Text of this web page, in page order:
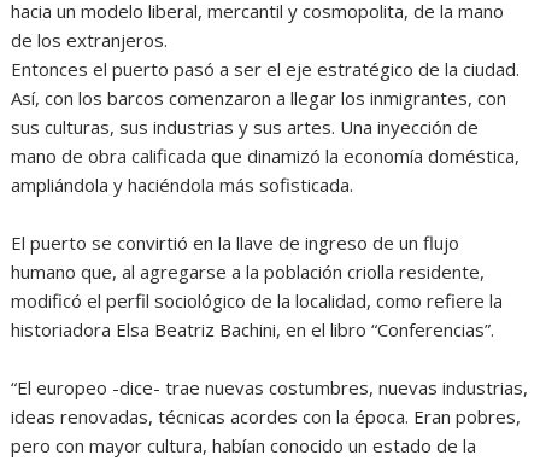
hacia un modelo liberal, mercantil y cosmopolita, de la mano
de los extranjeros.
Entonces el puerto pasó a ser el eje estratégico de la ciudad.
Así, con los barcos comenzaron a llegar los inmigrantes, con
sus culturas, sus industrias y sus artes. Una inyección de
mano de obra calificada que dinamizó la economía doméstica,
ampliándola y haciéndola más sofisticada.
El puerto se convirtió en la llave de ingreso de un flujo
humano que, al agregarse a la población criolla residente,
modificó el perfil sociológico de la localidad, como refiere la
historiadora Elsa Beatriz Bachini, en el libro “Conferencias”.
“El europeo -dice- trae nuevas costumbres, nuevas industrias,
ideas renovadas, técnicas acordes con la época. Eran pobres,
pero con mayor cultura, habían conocido un estado de la